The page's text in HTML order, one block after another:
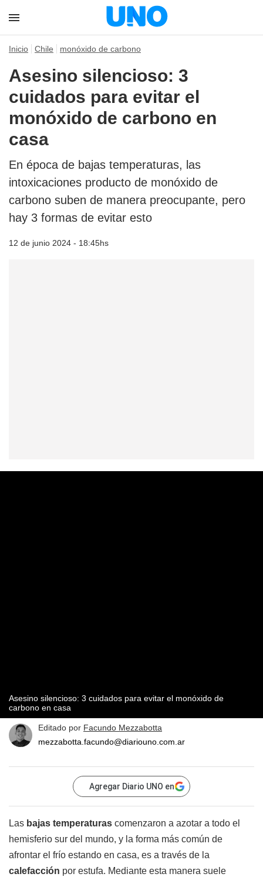
Inicio Chile monóxido de carbono
Asesino silencioso: 3
cuidados para evitar el
monóxido de carbono en
casa
En época de bajas temperaturas, las
intoxicaciones producto de monóxido de
carbono suben de manera preocupante, pero
hay 3 formas de evitar esto
12 de junio 2024 - 18:45hs
Asesino silencioso: 3 cuidados para evitar el monóxido de
carbono en casa
Editado por Facundo Mezzabotta
mezzabotta.facundo@diariouno.com.ar
Agregar Diario UNO en
Las bajas temperaturas comenzaron a azotar a todo el
hemisferio sur del mundo, y la forma más común de
afrontar el frío estando en casa, es a través de la
calefacción por estufa. Mediante esta manera suele